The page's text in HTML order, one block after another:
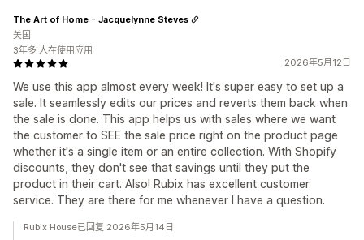
2026年5月12日
We use this app almost every week! It's super easy to set up a
sale. It seamlessly edits our prices and reverts them back when
the sale is done. This app helps us with sales where we want
the customer to SEE the sale price right on the product page
whether it's a single item or an entire collection. With Shopify
discounts, they don't see that savings until they put the
product in their cart. Also! Rubix has excellent customer
service. They are there for me whenever I have a question.
The Art of Home - Jacquelynne Steves
美国
3年多 人在使用应用
Rubix House已回复 2026年5月14日